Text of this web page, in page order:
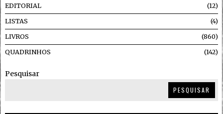
EDITORIAL 12
LISTAS 4
LIVROS 860
QUADRINHOS 142
Pesquisar
PESQUISAR